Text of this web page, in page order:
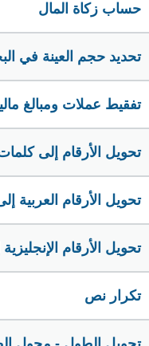
حساب زكاة المال
تحديد حجم العينة في
تفقيط عملات ومبالغ
تحويل الأرقام إلى
تحويل الأرقام العربية
تحويل الأرقام
تكرار نص